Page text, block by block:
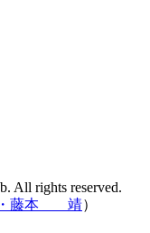
All rights reserved.
藤本 靖）